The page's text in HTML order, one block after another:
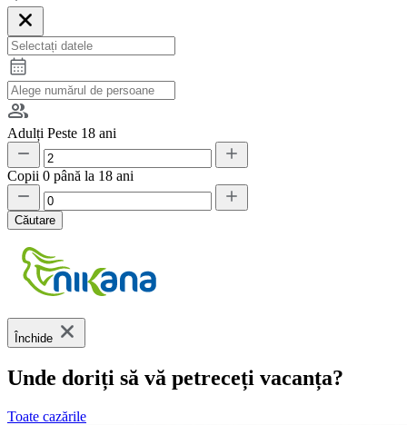
Adulți Peste 18 ani
Copii 0 până la 18 ani
Căutare
Închide
Unde doriți să vă petreceți vacanța?
Toate cazările